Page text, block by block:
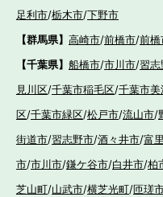
足利市/栃木市/下野市
【群馬県】 高崎市/前橋市/前橋
【千葉県】 船橋市/市川市/習志
見川区/千葉市稲毛区/千葉市美
区/千葉市緑区/松戸市/流山市/
街道市/習志野市/酒々井市/富
市/市川市/鎌ケ谷市/白井市/柏
芝山町/山武市/横芝光町/匝瑳